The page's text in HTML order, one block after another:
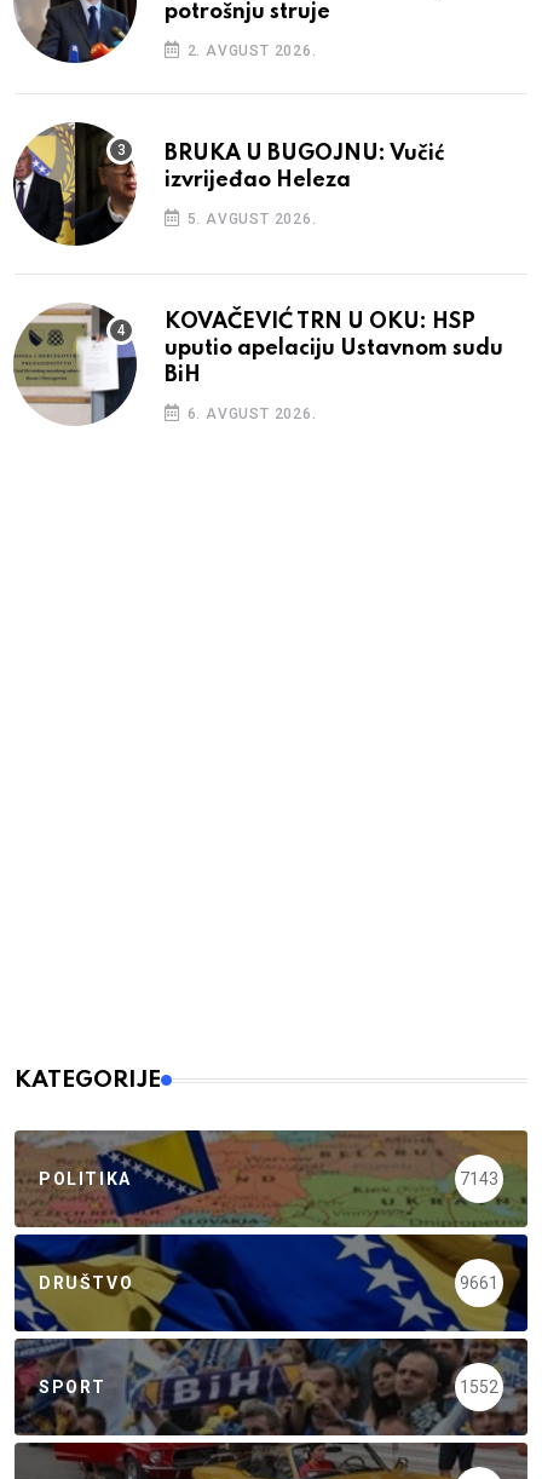
potrošnju struje
2. AVGUST 2026.
BRUKA U BUGOJNU: Vučić
izvrijeđao Heleza
5. AVGUST 2026.
KOVAČEVIĆ TRN U OKU: HSP
uputio apelaciju Ustavnom sudu
BiH
6. AVGUST 2026.
KATEGORIJE
POLITIKA 7143
DRUŠTVO 9661
SPORT 1552